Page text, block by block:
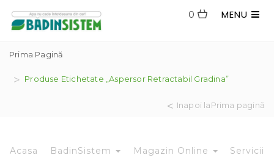
MENU
0
Prima Pagină
Produse Etichetate „aspersor Retractabil Gradina”
Inapoi laPrima pagină
Acasa BadinSistem Magazin Online Servicii